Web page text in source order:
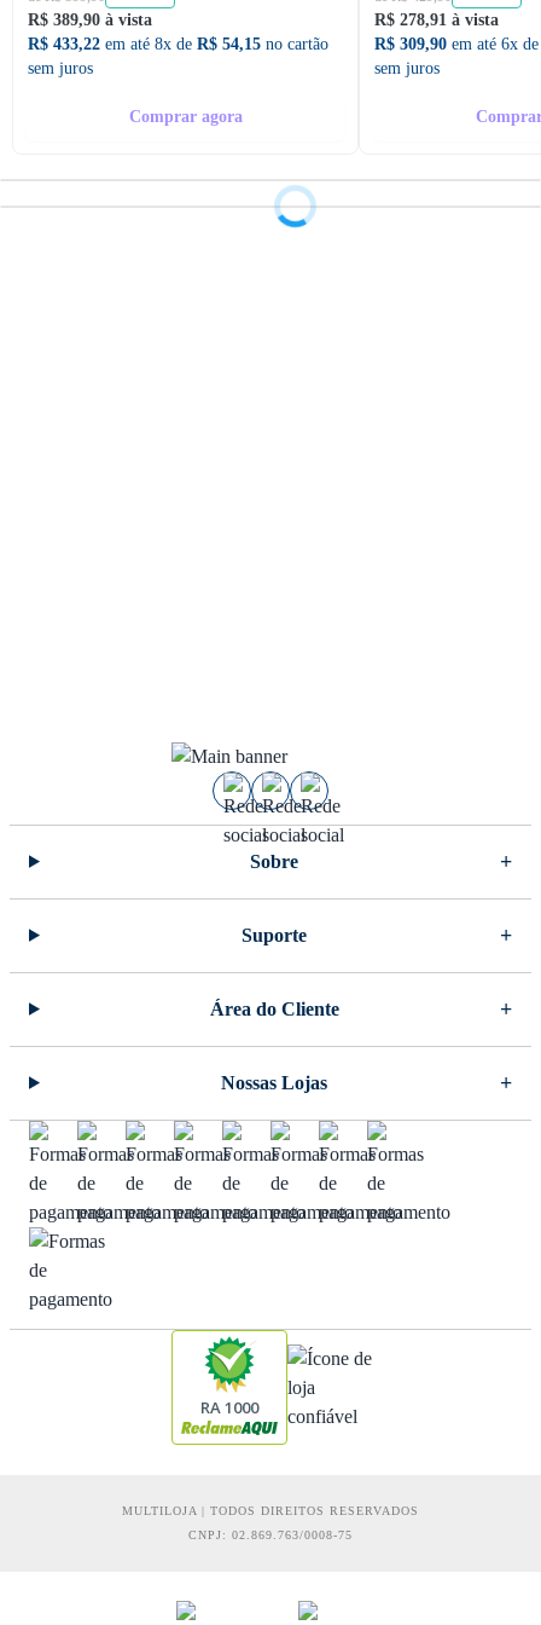
R$ 389,90 à vista
R$ 433,22 em até 8x de R$ 54,15 no cartão
sem juros
Comprar agora
R$ 278,91 à vista
R$ 309,90 em até 6x
sem juros
Sobre
Suporte
Área do Cliente
Nossas Lojas
RA 1000
MULTILOJA | TODOS DIREITOS RESERVADOS
CNPJ: 02.869.763/0008-75